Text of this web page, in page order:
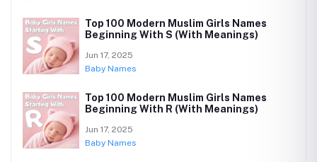
Top 100 Modern Muslim Girls Names
Beginning With S (With Meanings)
Jun 17, 2025
Baby Names
Top 100 Modern Muslim Girls Names
Beginning With R (With Meanings)
Jun 17, 2025
Baby Names